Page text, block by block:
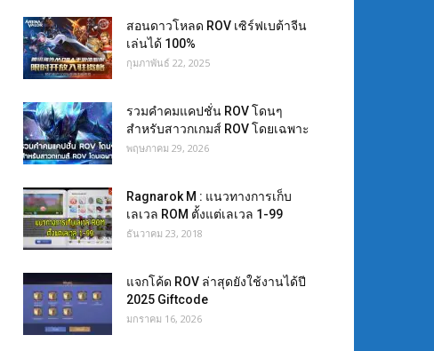
สอนดาวโหลด ROV เซิร์ฟเบต้าจีน
เล่นได้ 100%
กุมภาพันธ์ 22, 2025
รวมคำคมแคปชั่น ROV โดนๆ
สำหรับสาวกเกมส์ ROV โดยเฉพาะ
พฤษภาคม 29, 2026
Ragnarok M : แนวทางการเก็บ
เลเวล ROM ตั้งแต่เลเวล 1-99
ธันวาคม 23, 2018
แจกโค้ด ROV ล่าสุดยังใช้งานได้ปี
2025 Giftcode
มกราคม 16, 2026